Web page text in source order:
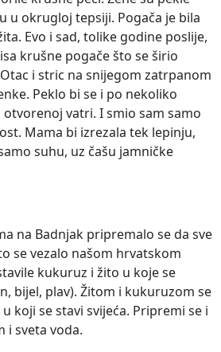
u okrugloj tepsiji. Pogača je bila
Evo i sad, tolike godine poslije,
krušne pogače što se širio
i stric na snijegom zatrpanom
Peklo bi se i po nekoliko
vatri. I smio sam samo
Mama bi izrezala tek lepinju,
suhu, uz čašu jamničke
na Badnjak pripremalo se da sve
se vezalo našom hrvatskom
kukuruz i žito u koje se
bijel, plav). Žitom i kukuruzom se
koji se stavi svijeća. Pripremi se i
i sveta voda.